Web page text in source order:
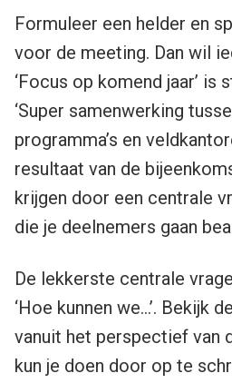
Formuleer een helder en
voor de meeting. Dan wil
‘Focus op komend jaar’ is
‘Super samenwerking
programma’s en
resultaat van de
krijgen door een centrale
die je deelnemers gaan
De lekkerste centrale
‘Hoe kunnen we…’. Bekijk
vanuit het perspectief van
kun je doen door op te